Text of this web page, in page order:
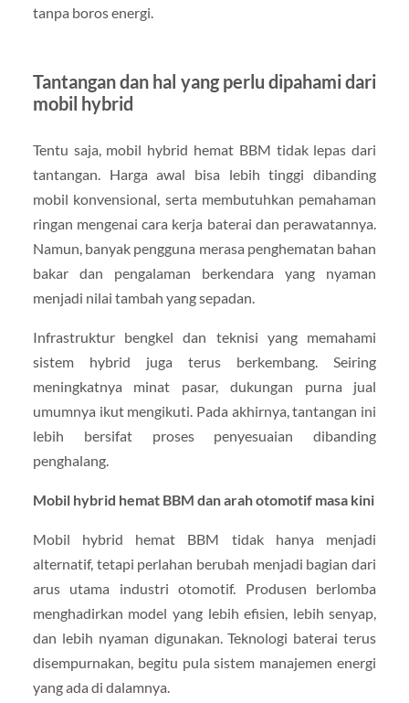
tanpa boros energi.
Tantangan dan hal yang perlu dipahami dari
mobil hybrid
Tentu saja, mobil hybrid hemat BBM tidak lepas dari
tantangan. Harga awal bisa lebih tinggi dibanding
mobil konvensional, serta membutuhkan pemahaman
ringan mengenai cara kerja baterai dan perawatannya.
Namun, banyak pengguna merasa penghematan bahan
bakar dan pengalaman berkendara yang nyaman
menjadi nilai tambah yang sepadan.
Infrastruktur bengkel dan teknisi yang memahami
sistem hybrid juga terus berkembang. Seiring
meningkatnya minat pasar, dukungan purna jual
umumnya ikut mengikuti. Pada akhirnya, tantangan ini
lebih bersifat proses penyesuaian dibanding
penghalang.
Mobil hybrid hemat BBM dan arah otomotif masa kini
Mobil hybrid hemat BBM tidak hanya menjadi
alternatif, tetapi perlahan berubah menjadi bagian dari
arus utama industri otomotif. Produsen berlomba
menghadirkan model yang lebih efisien, lebih senyap,
dan lebih nyaman digunakan. Teknologi baterai terus
disempurnakan, begitu pula sistem manajemen energi
yang ada di dalamnya.